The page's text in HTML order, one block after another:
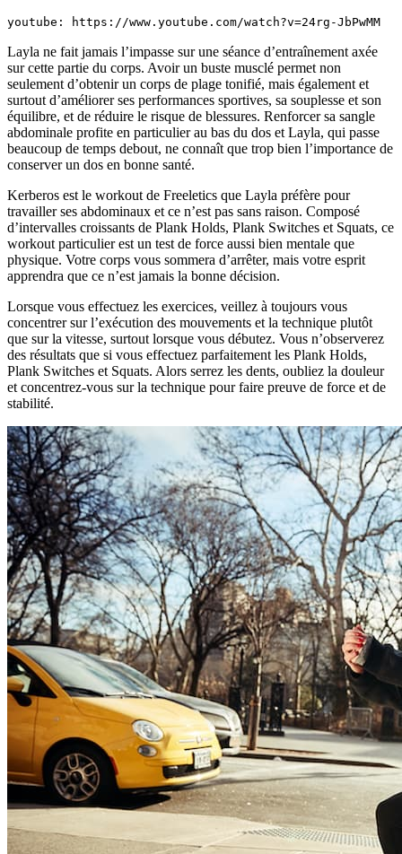
youtube: https://www.youtube.com/watch?v=24rg-JbPwMM
Layla ne fait jamais l’impasse sur une séance d’entraînement axée
sur cette partie du corps. Avoir un buste musclé permet non
seulement d’obtenir un corps de plage tonifié, mais également et
surtout d’améliorer ses performances sportives, sa souplesse et son
équilibre, et de réduire le risque de blessures. Renforcer sa sangle
abdominale profite en particulier au bas du dos et Layla, qui passe
beaucoup de temps debout, ne connaît que trop bien l’importance de
conserver un dos en bonne santé.
Kerberos est le workout de Freeletics que Layla préfère pour
travailler ses abdominaux et ce n’est pas sans raison. Composé
d’intervalles croissants de Plank Holds, Plank Switches et Squats, ce
workout particulier est un test de force aussi bien mentale que
physique. Votre corps vous sommera d’arrêter, mais votre esprit
apprendra que ce n’est jamais la bonne décision.
Lorsque vous effectuez les exercices, veillez à toujours vous
concentrer sur l’exécution des mouvements et la technique plutôt
que sur la vitesse, surtout lorsque vous débutez. Vous n’observerez
des résultats que si vous effectuez parfaitement les Plank Holds,
Plank Switches et Squats. Alors serrez les dents, oubliez la douleur
et concentrez-vous sur la technique pour faire preuve de force et de
stabilité.